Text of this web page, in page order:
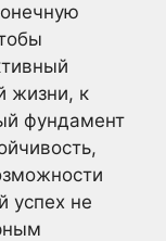
жизни, к
фундамент
успех не